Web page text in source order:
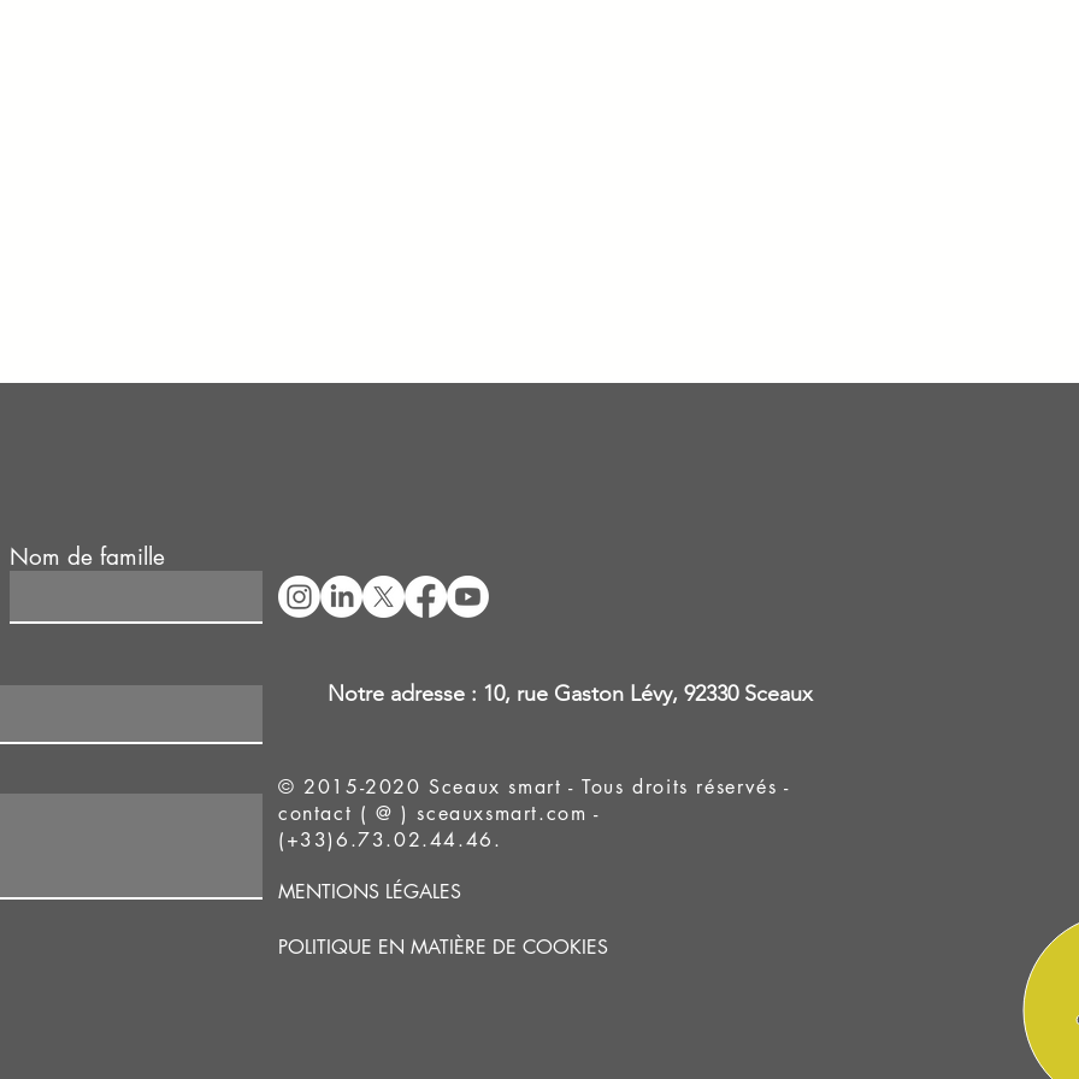
Nom de famille
Notre adresse : 10, rue Gaston Lévy, 92330 Sceaux
© 2015-2020 Sceaux smart - Tous droits réservés -
contact ( @ ) sceauxsmart.com -
(+33)6.73.02.44.46.
MENTIONS LÉGALES
POLITIQUE EN MATIÈRE DE COOKIES